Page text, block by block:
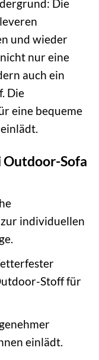
Die
und wieder
nur eine
auch ein
Die
eine bequeme
Outdoor-Sofa
individuellen
Stoff für
einlädt.